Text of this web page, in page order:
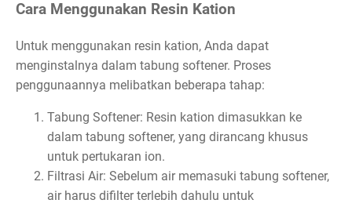
Cara Menggunakan Resin Kation
Untuk menggunakan resin kation, Anda dapat
menginstalnya dalam tabung softener. Proses
penggunaannya melibatkan beberapa tahap:
Tabung Softener: Resin kation dimasukkan ke
dalam tabung softener, yang dirancang khusus
untuk pertukaran ion.
Filtrasi Air: Sebelum air memasuki tabung softener,
air harus difilter terlebih dahulu untuk